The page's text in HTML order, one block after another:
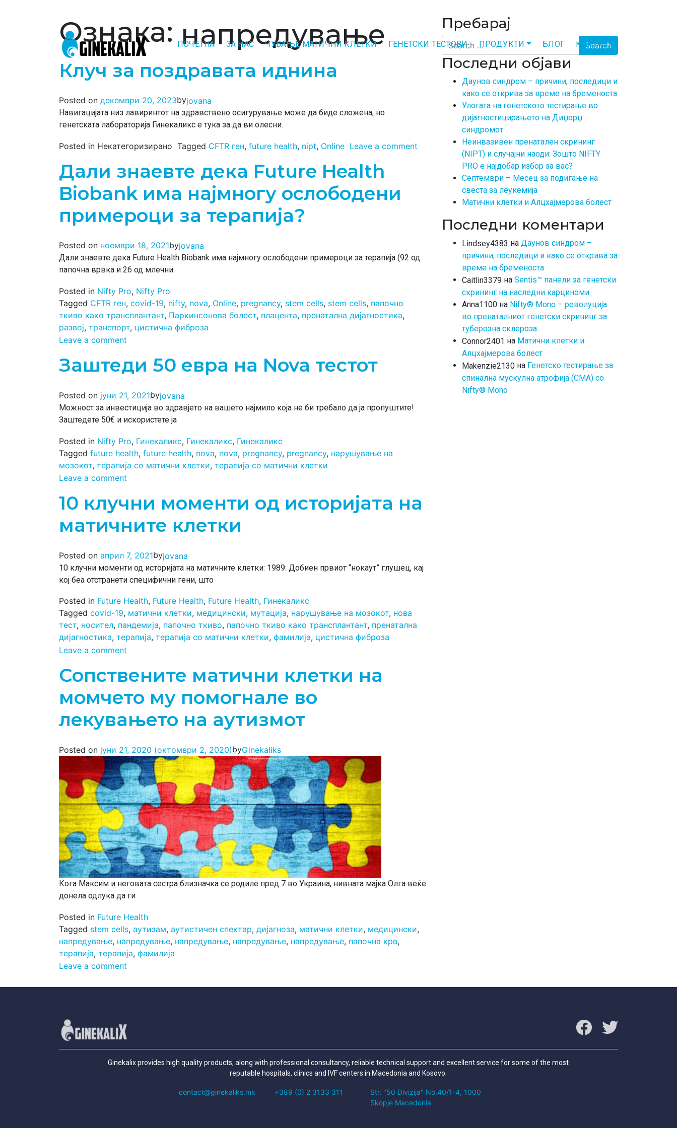
Main Navigation ПОЧЕТНА ЗА НАС ЧУВАЊЕ МАТИЧНИ КЛЕТКИ ГЕНЕТСКИ ТЕСТОВИ ПРОДУКТИ БЛОГ КОНТАКТ
Ознака:напредување
Клуч за поздравата иднина
Posted on декември 20, 2023byjovana
Навигацијата низ лавиринтот на здравствено осигурување може да биде сложена, но
генетската лабораторија Гинекаликс е тука за да ви олесни.
Posted in Некатегоризирано Tagged CFTR ген, future health, nipt, Online Leave a comment
Дали знаевте дека Future Health
Biobank има најмногу ослободени
примероци за терапија?
Posted on ноември 18, 2021byjovana
Дали знаевте дека Future Health Biobank има најмногу ослободени примероци за терапија (92 од
папочна врвка и 26 од млечни
Posted in Nifty Pro, Nifty Pro
Tagged CFTR ген, covid-19, nifty, nova, Online, pregnancy, stem cells, stem cells, папочно
ткиво како трансплантант, Паркинсонова болест, плацента, пренатална дијагностика,
развој, транспорт, цистична фиброза
Leave a comment
Заштеди 50 евра на Nova тестот
Posted on јуни 21, 2021byjovana
Можност за инвестиција во здравјето на вашето најмило која не би требало да ја пропуштите!
Заштедете 50€ и искористете ја
Posted in Nifty Pro, Гинекаликс, Гинекаликс, Гинекаликс
Tagged future health, future health, nova, nova, pregnancy, pregnancy, нарушување на
мозокот, терапија со матични клетки, терапија со матични клетки
Leave a comment
10 клучни моменти од историјата на
матичните клетки
Posted on април 7, 2021byjovana
10 клучни моменти од историјата на матичните клетки: 1989: Добиен првиот “нокаут” глушец, кај
кој беа отстранети специфични гени, што
Posted in Future Health, Future Health, Future Health, Гинекаликс
Tagged covid-19, матични клетки, медицински, мутација, нарушување на мозокот, нова
тест, носител, пандемија, папочно ткиво, папочно ткиво како трансплантант, пренатална
дијагностика, терапија, терапија со матични клетки, фамилија, цистична фиброза
Leave a comment
Сопствените матични клетки на
момчето му помогнале во
лекувањето на аутизмот
Posted on јуни 21, 2020 (октомври 2, 2020)byGinekaliks
Кога Максим и неговата сестра близначка се родиле пред 7 во Украина, нивната мајка Олга веќе
донела одлука да ги
Posted in Future Health
Tagged stem cells, аутизам, аутистичен спектар, дијагноза, матични клетки, медицински,
напредување, напредување, напредување, напредување, напредување, папочна крв,
терапија, терапија, фамилија
Leave a comment
Пребарај
Search
Последни објави
Даунов синдром – причини, последици и
како се открива за време на бременоста
Улогата на генетското тестирање во
дијагностицирањето на Диџорџ
синдромот
Неинвазивен пренатален скрининг
(NIPT) и случајни наоди: Зошто NIFTY
PRO е најдобар избор за вас?
Септември – Месец за подигање на
свеста за леукемија
Матични клетки и Алцхајмерова болест
Последни коментари
Lindsey4383 наДаунов синдром –
причини, последици и како се открива за
време на бременоста
Caitlin3379 наSentis™ панели за генетски
скрининг на наследни карциноми
Anna1100 на Nifty® Mono – револуција
во пренаталниот генетски скрининг за
туберозна склероза
Connor2401 на Матични клетки и
Алцхајмерова болест
Makenzie2130 на Генетско тестирање за
спинална мускулна атрофија (СМА) со
Nifty® Mono
Ginekalix provides high quality products, along with professional consultancy, reliable technical support and excellent service for some of the most
reputable hospitals, clinics and IVF centers in Macedonia and Kosovo.
contact@ginekaliks.mk +389 (0) 2 3133 311
Str. "50 Divizija" No.40/1-4, 1000
Skopje Macedonia